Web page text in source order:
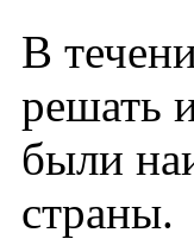
В
решать
были
страны.